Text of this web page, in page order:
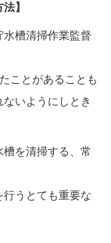
】
槽清掃作業監督
ことがあることも
いようにしとき
を清掃する、常
うとても重要な